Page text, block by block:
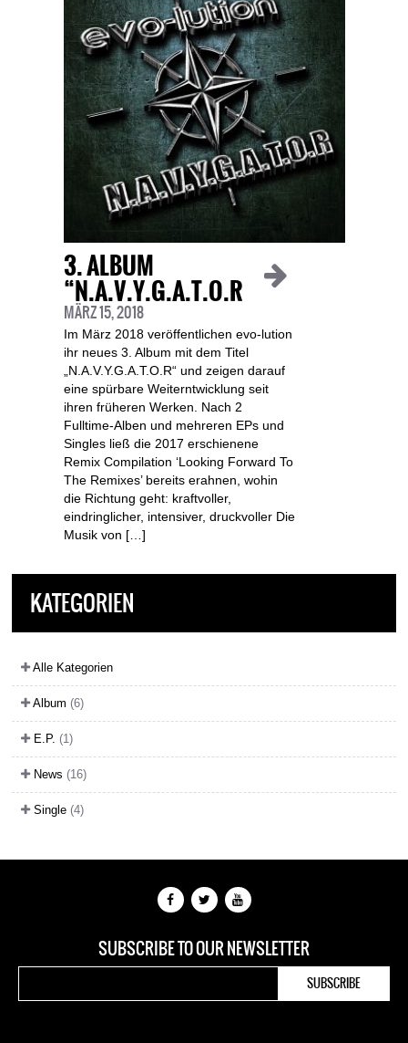
3. ALBUM
“N.A.V.Y.G.A.T.O.R
MÄRZ 15, 2018
Im März 2018 veröffentlichen evo-lution
ihr neues 3. Album mit dem Titel
„N.A.V.Y.G.A.T.O.R“ und zeigen darauf
eine spürbare Weiterntwicklung seit
ihren früheren Werken. Nach 2
Fulltime-Alben und mehreren EPs und
Singles ließ die 2017 erschienene
Remix Compilation ‘Looking Forward To
The Remixes’ bereits erahnen, wohin
die Richtung geht: kraftvoller,
eindringlicher, intensiver, druckvoller Die
Musik von […]
KATEGORIEN
Alle Kategorien
Album (6)
E.P. (1)
News (16)
Single (4)
SUBSCRIBE TO OUR NEWSLETTER